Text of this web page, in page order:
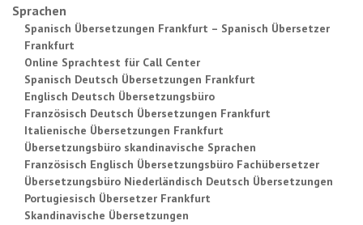
Sprachen
Spanisch Übersetzungen Frankfurt – Spanisch Übersetzer
Frankfurt
Online Sprachtest für Call Center
Spanisch Deutsch Übersetzungen Frankfurt
Englisch Deutsch Übersetzungsbüro
Französisch Deutsch Übersetzungen Frankfurt
Italienische Übersetzungen Frankfurt
Übersetzungsbüro skandinavische Sprachen
Französisch Englisch Übersetzungsbüro Fachübersetzer
Übersetzungsbüro Niederländisch Deutsch Übersetzungen
Portugiesisch Übersetzer Frankfurt
Skandinavische Übersetzungen